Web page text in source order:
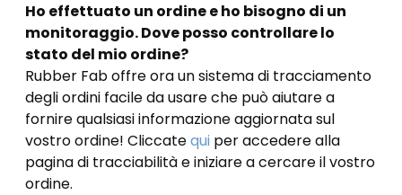
Ho effettuato un ordine e ho bisogno di un
monitoraggio. Dove posso controllare lo
stato del mio ordine?
Rubber Fab offre ora un sistema di tracciamento
degli ordini facile da usare che può aiutare a
fornire qualsiasi informazione aggiornata sul
vostro ordine! Cliccatequi per accedere alla
pagina di tracciabilità e iniziare a cercare il vostro
ordine.